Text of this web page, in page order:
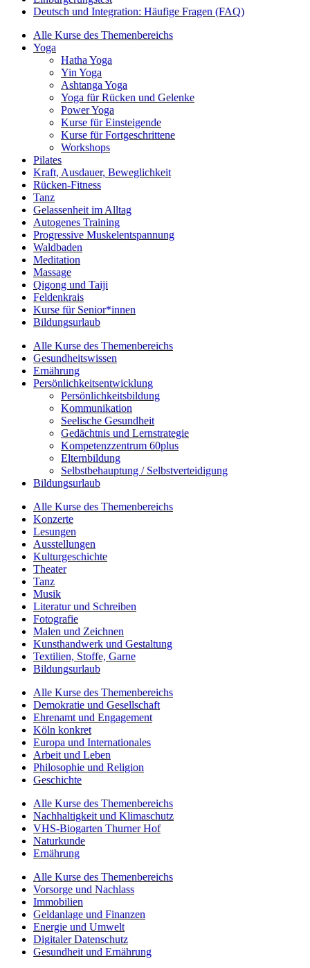
Deutsch und Integration: Häufige Fragen (FAQ)
Alle Kurse des Themenbereichs
Yoga
Hatha Yoga
Yin Yoga
Ashtanga Yoga
Yoga für Rücken und Gelenke
Power Yoga
Kurse für Einsteigende
Kurse für Fortgeschrittene
Workshops
Pilates
Kraft, Ausdauer, Beweglichkeit
Rücken-Fitness
Tanz
Gelassenheit im Alltag
Autogenes Training
Progressive Muskelentspannung
Waldbaden
Meditation
Massage
Qigong und Taiji
Feldenkrais
Kurse für Senior*innen
Bildungsurlaub
Alle Kurse des Themenbereichs
Gesundheitswissen
Ernährung
Persönlichkeitsentwicklung
Persönlichkeitsbildung
Kommunikation
Seelische Gesundheit
Gedächtnis und Lernstrategie
Kompetenzzentrum 60plus
Elternbildung
Selbstbehauptung / Selbstverteidigung
Bildungsurlaub
Alle Kurse des Themenbereichs
Konzerte
Lesungen
Ausstellungen
Kulturgeschichte
Theater
Tanz
Musik
Literatur und Schreiben
Fotografie
Malen und Zeichnen
Kunsthandwerk und Gestaltung
Textilien, Stoffe, Garne
Bildungsurlaub
Alle Kurse des Themenbereichs
Demokratie und Gesellschaft
Ehrenamt und Engagement
Köln konkret
Europa und Internationales
Arbeit und Leben
Philosophie und Religion
Geschichte
Alle Kurse des Themenbereichs
Nachhaltigkeit und Klimaschutz
VHS-Biogarten Thurner Hof
Naturkunde
Ernährung
Alle Kurse des Themenbereichs
Vorsorge und Nachlass
Immobilien
Geldanlage und Finanzen
Energie und Umwelt
Digitaler Datenschutz
Gesundheit und Ernährung